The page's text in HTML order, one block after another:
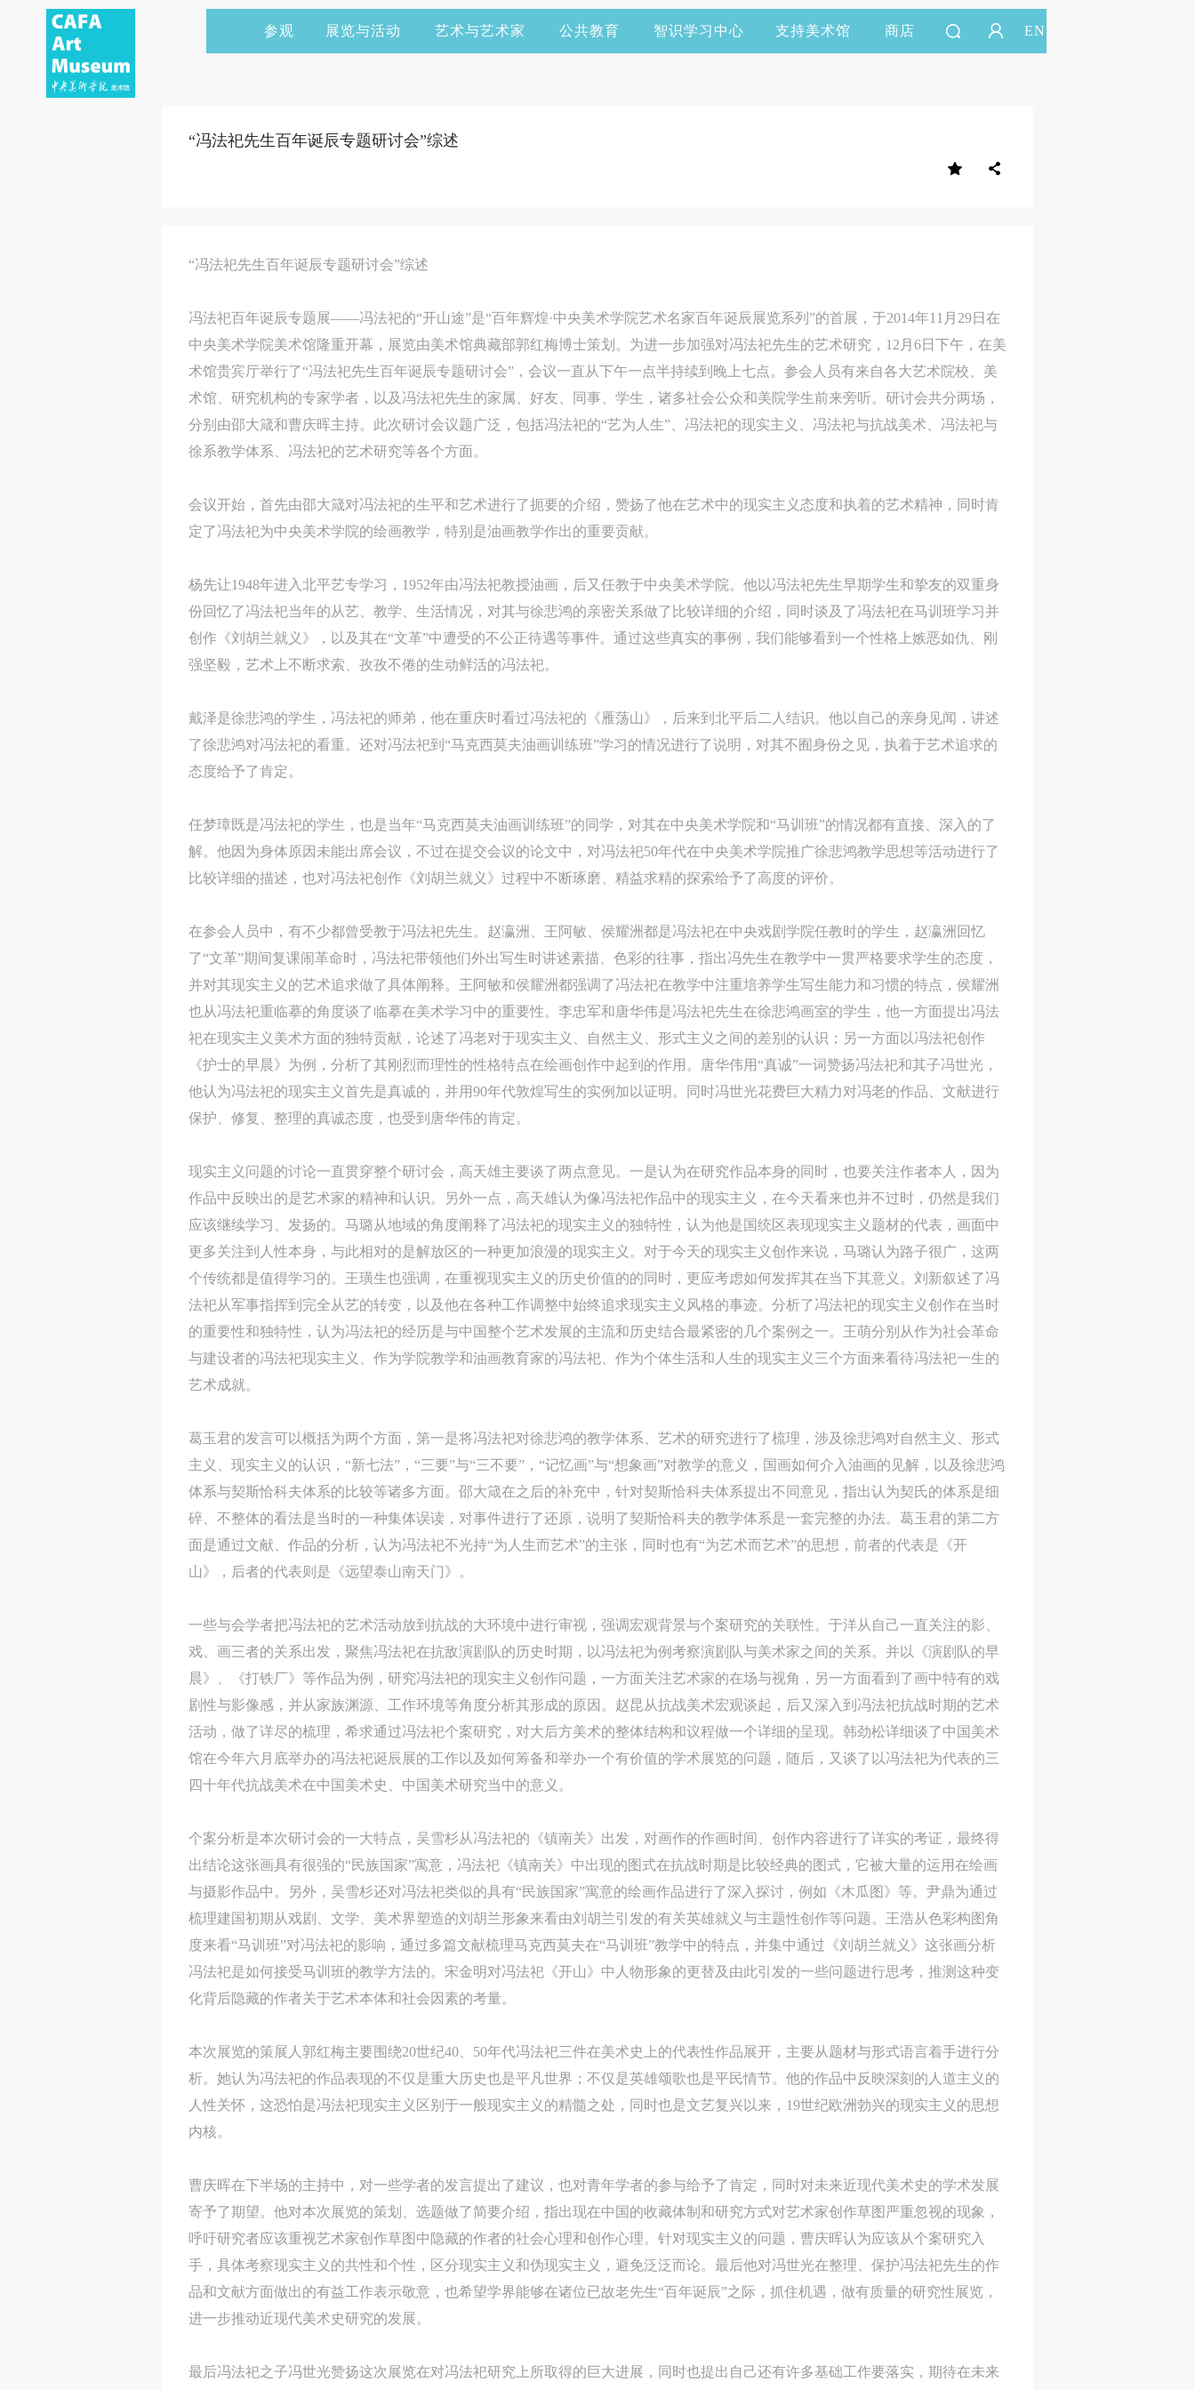
参观 展览与活动 艺术与艺术家 公共教育 智识学习中心 支持美术馆 商店 EN
“冯法祀先生百年诞辰专题研讨会”综述
“冯法祀先生百年诞辰专题研讨会”综述
冯法祀百年诞辰专题展——冯法祀的“开山途”是“百年辉煌·中央美术学院艺术名家百年诞辰展览系列”的首展，于2014年11月29日在
中央美术学院美术馆隆重开幕，展览由美术馆典藏部郭红梅博士策划。为进一步加强对冯法祀先生的艺术研究，12月6日下午，在美
术馆贵宾厅举行了“冯法祀先生百年诞辰专题研讨会”，会议一直从下午一点半持续到晚上七点。参会人员有来自各大艺术院校、美
术馆、研究机构的专家学者，以及冯法祀先生的家属、好友、同事、学生，诸多社会公众和美院学生前来旁听。研讨会共分两场，
分别由邵大箴和曹庆晖主持。此次研讨会议题广泛，包括冯法祀的“艺为人生”、冯法祀的现实主义、冯法祀与抗战美术、冯法祀与
徐系教学体系、冯法祀的艺术研究等各个方面。
会议开始，首先由邵大箴对冯法祀的生平和艺术进行了扼要的介绍，赞扬了他在艺术中的现实主义态度和执着的艺术精神，同时肯
定了冯法祀为中央美术学院的绘画教学，特别是油画教学作出的重要贡献。
杨先让1948年进入北平艺专学习，1952年由冯法祀教授油画，后又任教于中央美术学院。他以冯法祀先生早期学生和挚友的双重身
份回忆了冯法祀当年的从艺、教学、生活情况，对其与徐悲鸿的亲密关系做了比较详细的介绍，同时谈及了冯法祀在马训班学习并
创作《刘胡兰就义》，以及其在“文革”中遭受的不公正待遇等事件。通过这些真实的事例，我们能够看到一个性格上嫉恶如仇、刚
强坚毅，艺术上不断求索、孜孜不倦的生动鲜活的冯法祀。
戴泽是徐悲鸿的学生，冯法祀的师弟，他在重庆时看过冯法祀的《雁荡山》，后来到北平后二人结识。他以自己的亲身见闻，讲述
了徐悲鸿对冯法祀的看重。还对冯法祀到“马克西莫夫油画训练班”学习的情况进行了说明，对其不囿身份之见，执着于艺术追求的
态度给予了肯定。
任梦璋既是冯法祀的学生，也是当年“马克西莫夫油画训练班”的同学，对其在中央美术学院和“马训班”的情况都有直接、深入的了
解。他因为身体原因未能出席会议，不过在提交会议的论文中，对冯法祀50年代在中央美术学院推广徐悲鸿教学思想等活动进行了
比较详细的描述，也对冯法祀创作《刘胡兰就义》过程中不断琢磨、精益求精的探索给予了高度的评价。
在参会人员中，有不少都曾受教于冯法祀先生。赵瀛洲、王阿敏、侯耀洲都是冯法祀在中央戏剧学院任教时的学生，赵瀛洲回忆
了“文革”期间复课闹革命时，冯法祀带领他们外出写生时讲述素描、色彩的往事，指出冯先生在教学中一贯严格要求学生的态度，
并对其现实主义的艺术追求做了具体阐释。王阿敏和侯耀洲都强调了冯法祀在教学中注重培养学生写生能力和习惯的特点，侯耀洲
也从冯法祀重临摹的角度谈了临摹在美术学习中的重要性。李忠军和唐华伟是冯法祀先生在徐悲鸿画室的学生，他一方面提出冯法
祀在现实主义美术方面的独特贡献，论述了冯老对于现实主义、自然主义、形式主义之间的差别的认识；另一方面以冯法祀创作
《护士的早晨》为例，分析了其刚烈而理性的性格特点在绘画创作中起到的作用。唐华伟用“真诚”一词赞扬冯法祀和其子冯世光，
他认为冯法祀的现实主义首先是真诚的，并用90年代敦煌写生的实例加以证明。同时冯世光花费巨大精力对冯老的作品、文献进行
保护、修复、整理的真诚态度，也受到唐华伟的肯定。
现实主义问题的讨论一直贯穿整个研讨会，高天雄主要谈了两点意见。一是认为在研究作品本身的同时，也要关注作者本人，因为
作品中反映出的是艺术家的精神和认识。另外一点，高天雄认为像冯法祀作品中的现实主义，在今天看来也并不过时，仍然是我们
应该继续学习、发扬的。马璐从地域的角度阐释了冯法祀的现实主义的独特性，认为他是国统区表现现实主义题材的代表，画面中
更多关注到人性本身，与此相对的是解放区的一种更加浪漫的现实主义。对于今天的现实主义创作来说，马璐认为路子很广，这两
个传统都是值得学习的。王璜生也强调，在重视现实主义的历史价值的的同时，更应考虑如何发挥其在当下其意义。刘新叙述了冯
法祀从军事指挥到完全从艺的转变，以及他在各种工作调整中始终追求现实主义风格的事迹。分析了冯法祀的现实主义创作在当时
的重要性和独特性，认为冯法祀的经历是与中国整个艺术发展的主流和历史结合最紧密的几个案例之一。王萌分别从作为社会革命
与建设者的冯法祀现实主义、作为学院教学和油画教育家的冯法祀、作为个体生活和人生的现实主义三个方面来看待冯法祀一生的
艺术成就。
葛玉君的发言可以概括为两个方面，第一是将冯法祀对徐悲鸿的教学体系、艺术的研究进行了梳理，涉及徐悲鸿对自然主义、形式
主义、现实主义的认识，“新七法”，“三要”与“三不要”，“记忆画”与“想象画”对教学的意义，国画如何介入油画的见解，以及徐悲鸿
体系与契斯恰科夫体系的比较等诸多方面。邵大箴在之后的补充中，针对契斯恰科夫体系提出不同意见，指出认为契氏的体系是细
碎、不整体的看法是当时的一种集体误读，对事件进行了还原，说明了契斯恰科夫的教学体系是一套完整的办法。葛玉君的第二方
面是通过文献、作品的分析，认为冯法祀不光持“为人生而艺术”的主张，同时也有“为艺术而艺术”的思想，前者的代表是《开
山》，后者的代表则是《远望泰山南天门》。
一些与会学者把冯法祀的艺术活动放到抗战的大环境中进行审视，强调宏观背景与个案研究的关联性。于洋从自己一直关注的影、
戏、画三者的关系出发，聚焦冯法祀在抗敌演剧队的历史时期，以冯法祀为例考察演剧队与美术家之间的关系。并以《演剧队的早
晨》、《打铁厂》等作品为例，研究冯法祀的现实主义创作问题，一方面关注艺术家的在场与视角，另一方面看到了画中特有的戏
剧性与影像感，并从家族渊源、工作环境等角度分析其形成的原因。赵昆从抗战美术宏观谈起，后又深入到冯法祀抗战时期的艺术
活动，做了详尽的梳理，希求通过冯法祀个案研究，对大后方美术的整体结构和议程做一个详细的呈现。韩劲松详细谈了中国美术
馆在今年六月底举办的冯法祀诞辰展的工作以及如何筹备和举办一个有价值的学术展览的问题，随后，又谈了以冯法祀为代表的三
四十年代抗战美术在中国美术史、中国美术研究当中的意义。
个案分析是本次研讨会的一大特点，吴雪杉从冯法祀的《镇南关》出发，对画作的作画时间、创作内容进行了详实的考证，最终得
出结论这张画具有很强的“民族国家”寓意，冯法祀《镇南关》中出现的图式在抗战时期是比较经典的图式，它被大量的运用在绘画
与摄影作品中。另外，吴雪杉还对冯法祀类似的具有“民族国家”寓意的绘画作品进行了深入探讨，例如《木瓜图》等。尹鼎为通过
梳理建国初期从戏剧、文学、美术界塑造的刘胡兰形象来看由刘胡兰引发的有关英雄就义与主题性创作等问题。王浩从色彩构图角
度来看“马训班”对冯法祀的影响，通过多篇文献梳理马克西莫夫在“马训班”教学中的特点，并集中通过《刘胡兰就义》这张画分析
冯法祀是如何接受马训班的教学方法的。宋金明对冯法祀《开山》中人物形象的更替及由此引发的一些问题进行思考，推测这种变
化背后隐藏的作者关于艺术本体和社会因素的考量。
本次展览的策展人郭红梅主要围绕20世纪40、50年代冯法祀三件在美术史上的代表性作品展开，主要从题材与形式语言着手进行分
析。她认为冯法祀的作品表现的不仅是重大历史也是平凡世界；不仅是英雄颂歌也是平民情节。他的作品中反映深刻的人道主义的
人性关怀，这恐怕是冯法祀现实主义区别于一般现实主义的精髓之处，同时也是文艺复兴以来，19世纪欧洲勃兴的现实主义的思想
内核。
曹庆晖在下半场的主持中，对一些学者的发言提出了建议，也对青年学者的参与给予了肯定，同时对未来近现代美术史的学术发展
寄予了期望。他对本次展览的策划、选题做了简要介绍，指出现在中国的收藏体制和研究方式对艺术家创作草图严重忽视的现象，
呼吁研究者应该重视艺术家创作草图中隐藏的作者的社会心理和创作心理。针对现实主义的问题，曹庆晖认为应该从个案研究入
手，具体考察现实主义的共性和个性，区分现实主义和伪现实主义，避免泛泛而论。最后他对冯世光在整理、保护冯法祀先生的作
品和文献方面做出的有益工作表示敬意，也希望学界能够在诸位已故老先生“百年诞辰”之际，抓住机遇，做有质量的研究性展览，
进一步推动近现代美术史研究的发展。
最后冯法祀之子冯世光赞扬这次展览在对冯法祀研究上所取得的巨大进展，同时也提出自己还有许多基础工作要落实，期待在未来
中央美术学院美术馆出版授权协议书
本人完全同意《中央美术学院美术馆》（以下简称“CAFAM”），愿意将本人
参与中央美术学院美术馆公共教育部组织的公益性活动（包括美术馆会员活
动）的涉及本人的图像、照片、文字、著作、活动成果（如参与工作坊创作
络及其它数字媒体形式公开出版，并同意编入《中国知识资源总库》《中央
美术学院资料库》《中央美术学院美术馆资料库》等相关资料、文献、档案
机构和平台，在中央美术学院中使用和在互联网上传播，同意按相关“章程”规
定享受相关权益。
中央美术学院美术馆活动安全免责协议书
第一条
本次活动公平公正、自愿参加与退出、风险与责任自负的原则。但活动有风
第二条
参加本次活动者必须遵守中华人民共和国的相关法律、法规，必须遵循道德
和社会公德规范，并应该具备以人为本、团结友爱、互相帮助和助人为乐的
良好品质。
第三条
参加本次活动人员应该是成年人（具有完全民事行为能力的人，18周岁以
上）未成年人必须在成年人的陪同下参观。
参加活动者在此次活动期间的人身安全责任自负。鼓励参加者自行购买人身
安全保险。活动中一旦出现事故，活动中任何非事故当事人及美术馆将不承
担人身事故的任何责任，但有互相援助的义务。参加活动的成员应当积极主
第五条
参加活动者在此次活动期间应主动遵守美术馆活动秩序、维护美术馆场地及
展示、展览、馆藏艺术作品及衍生品的安全。活动中一旦因个人原因造成美
术馆场地、空间、艺术品、衍生品等受到不同程度的损失、破坏。活动中任
何非事故当事人及美术馆将不承担相应的责任与损失，应由参与活动者根据
相应的法律条文、组织规定进行协商和赔偿。并追究相应的法律责任和经济
第六条
中央美术学院美术馆出版授权协议书
本人完全同意《中央美术学院美术馆》（以下简称“CAFAM”），愿意将本人
参与中央美术学院美术馆公共教育部组织的公益性活动（包括美术馆会员活
动）的涉及本人的图像、照片、文字、著作、活动成果（如参与工作坊创作
络及其它数字媒体形式公开出版，并同意编入《中国知识资源总库》《中央
美术学院资料库》《中央美术学院美术馆资料库》等相关资料、文献、档案
机构和平台，在中央美术学院中使用和在互联网上传播，同意按相关“章程”规
定享受相关权益。
中央美术学院美术馆活动安全免责协议书
第一条
本次活动公平公正、自愿参加与退出、风险与责任自负的原则。但活动有风
第二条
参加本次活动者必须遵守中华人民共和国的相关法律、法规，必须遵循道德
和社会公德规范，并应该具备以人为本、团结友爱、互相帮助和助人为乐的
良好品质。
第三条
参加本次活动人员应该是成年人（具有完全民事行为能力的人，18周岁以
上）未成年人必须在成年人的陪同下参观。
参加活动者在此次活动期间的人身安全责任自负。鼓励参加者自行购买人身
安全保险。活动中一旦出现事故，活动中任何非事故当事人及美术馆将不承
担人身事故的任何责任，但有互相援助的义务。参加活动的成员应当积极主
第五条
参加活动者在此次活动期间应主动遵守美术馆活动秩序、维护美术馆场地及
展示、展览、馆藏艺术作品及衍生品的安全。活动中一旦因个人原因造成美
术馆场地、空间、艺术品、衍生品等受到不同程度的损失、破坏。活动中任
何非事故当事人及美术馆将不承担相应的责任与损失，应由参与活动者根据
相应的法律条文、组织规定进行协商和赔偿。并追究相应的法律责任和经济
第六条
中央美术学院美术馆出版授权协议书
本人完全同意《中央美术学院美术馆》（以下简称“CAFAM”），愿意将本人
参与中央美术学院美术馆公共教育部组织的公益性活动（包括美术馆会员活
动）的涉及本人的图像、照片、文字、著作、活动成果（如参与工作坊创作
络及其它数字媒体形式公开出版，并同意编入《中国知识资源总库》《中央
美术学院资料库》《中央美术学院美术馆资料库》等相关资料、文献、档案
机构和平台，在中央美术学院中使用和在互联网上传播，同意按相关“章程”规
定享受相关权益。
中央美术学院美术馆活动安全免责协议书
第一条
本次活动公平公正、自愿参加与退出、风险与责任自负的原则。但活动有风
第二条
参加本次活动者必须遵守中华人民共和国的相关法律、法规，必须遵循道德
和社会公德规范，并应该具备以人为本、团结友爱、互相帮助和助人为乐的
良好品质。
第三条
参加本次活动人员应该是成年人（具有完全民事行为能力的人，18周岁以
上）未成年人必须在成年人的陪同下参观。
参加活动者在此次活动期间的人身安全责任自负。鼓励参加者自行购买人身
安全保险。活动中一旦出现事故，活动中任何非事故当事人及美术馆将不承
担人身事故的任何责任，但有互相援助的义务。参加活动的成员应当积极主
第五条
参加活动者在此次活动期间应主动遵守美术馆活动秩序、维护美术馆场地及
展示、展览、馆藏艺术作品及衍生品的安全。活动中一旦因个人原因造成美
术馆场地、空间、艺术品、衍生品等受到不同程度的损失、破坏。活动中任
何非事故当事人及美术馆将不承担相应的责任与损失，应由参与活动者根据
相应的法律条文、组织规定进行协商和赔偿。并追究相应的法律责任和经济
第六条
快捷登录 帐号密码登录
手机号码 发送验证码
手机号码将作为您的登录账号
登录
可使用雅昌艺术网会员账户登录